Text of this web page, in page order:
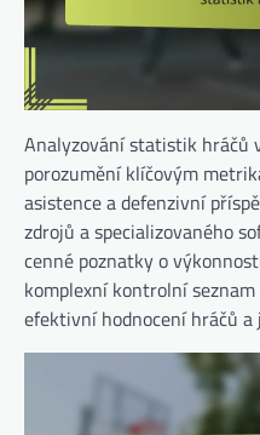
Analyzování statistik hráčů
porozumění klíčovým
asistence a defenzivní
zdrojů a specializovaného
cenné poznatky o
komplexní kontrolní
efektivní hodnocení hráčů